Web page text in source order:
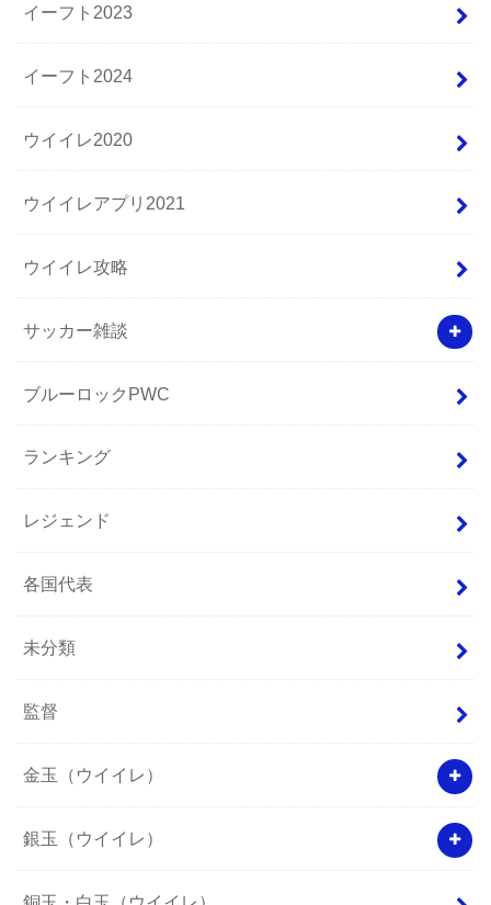
イーフト2023
イーフト2024
ウイイレ2020
ウイイレアプリ2021
ウイイレ攻略
サッカー雑談
ブルーロックPWC
ランキング
レジェンド
各国代表
未分類
監督
金玉（ウイイレ）
銀玉（ウイイレ）